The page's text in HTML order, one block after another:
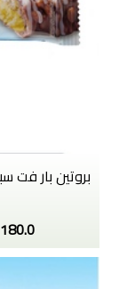
180.0